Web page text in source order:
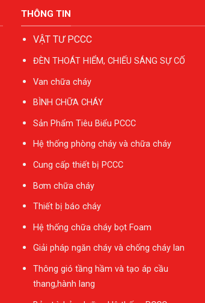
THÔNG TIN
VẬT TƯ PCCC
ĐÈN THOÁT HIỂM, CHIẾU SÁNG SỰ CỐ
Van chữa cháy
BÌNH CHỮA CHÁY
Sản Phẩm Tiêu Biểu PCCC
Hệ thống phòng cháy và chữa cháy
Cung cấp thiết bị PCCC
Bơm chữa cháy
Thiết bị báo cháy
Hệ thống chữa cháy bọt Foam
Giải pháp ngăn cháy và chống cháy lan
Thông gió tầng hầm và tạo áp cầu
thang,hành lang